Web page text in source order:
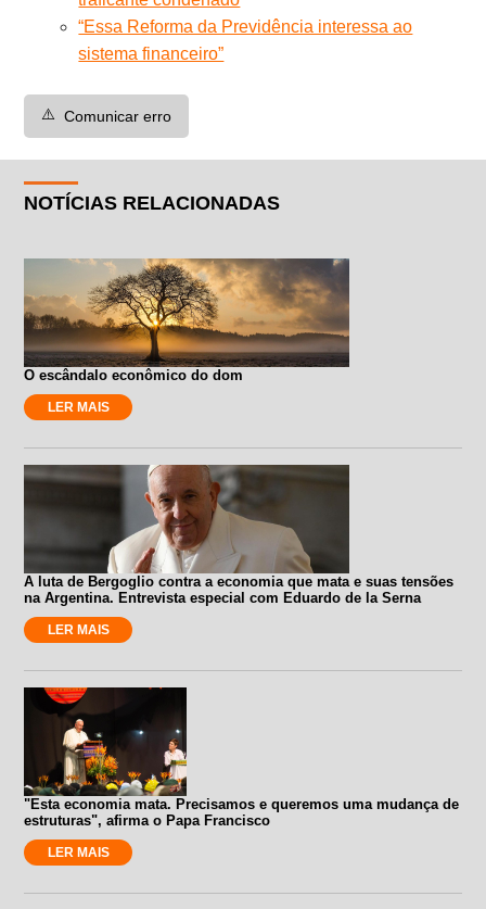
“Essa Reforma da Previdência interessa ao
sistema financeiro”
⚠️ Comunicar erro
NOTÍCIAS RELACIONADAS
O escândalo econômico do dom
LER MAIS
A luta de Bergoglio contra a economia que mata e suas tensões
na Argentina. Entrevista especial com Eduardo de la Serna
LER MAIS
"Esta economia mata. Precisamos e queremos uma mudança de
estruturas", afirma o Papa Francisco
LER MAIS